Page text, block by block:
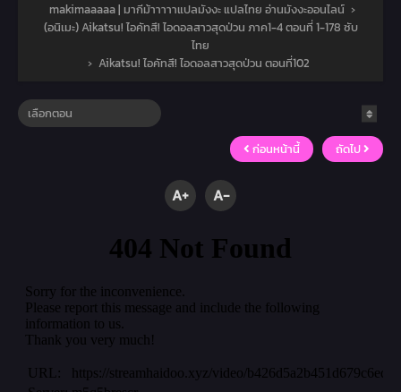
makimaaaaa | มากีม้าาาาาแปลมังงะ แปลไทย อ่านมังงะออนไลน์ ›
(อนิเมะ) Aikatsu! ไอคัทสึ! ไอดอลสาวสุดป่วน ภาค1-4 ตอนที่ 1-178 ซับ
ไทย
› Aikatsu! ไอคัทสึ! ไอดอลสาวสุดป่วน ตอนที่102
ก่อนหน้านี้ ถัดไป
A+ A-